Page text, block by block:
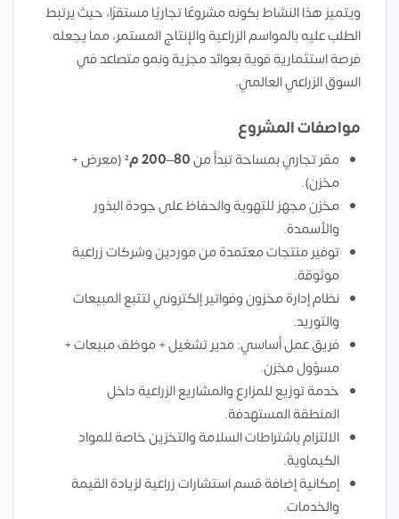
ويتميز هذا النشاط بكونه مشروعًا تجاريًا مستقرًا، حيث يرتبط
الطلب عليه بالمواسم الزراعية والإنتاج المستمر، مما يجعله
فرصة استثمارية قوية بعوائد مجزية ونمو متصاعد في
السوق الزراعي العالمي.
مواصفات المشروع
مقر تجاري بمساحة تبدأ من80–200 م²
(معرض +
مخزن).
مخزن مجهز للتهوية والحفاظ على جودة البذور
والأسمدة.
توفير منتجات معتمدة من موردين وشركات زراعية
موثوقة.
نظام إدارة مخزون وفواتير إلكتروني لتتبع المبيعات
والتوريد.
فريق عمل أساسي: مدير تشغيل + موظف مبيعات +
مسؤول مخزن.
خدمة توزيع للمزارع والمشاريع الزراعية داخل
المنطقة المستهدفة.
الالتزام باشتراطات السلامة والتخزين خاصة للمواد
الكيماوية.
إمكانية إضافة قسم استشارات زراعية لزيادة القيمة
والخدمات.